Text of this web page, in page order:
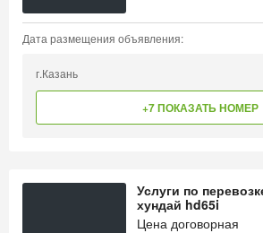
Дата размещения объявления:
г.Казань
+7 ПОКАЗАТЬ НОМЕР
Услуги по
хундай hd65i
Цена договорная